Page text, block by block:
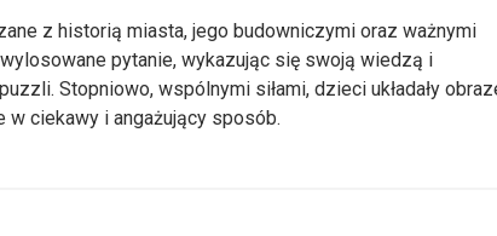
z historią miasta, jego budowniczymi oraz ważnymi
pytanie, wykazując się swoją wiedzą i
Stopniowo, wspólnymi siłami, dzieci układały
w ciekawy i angażujący sposób.